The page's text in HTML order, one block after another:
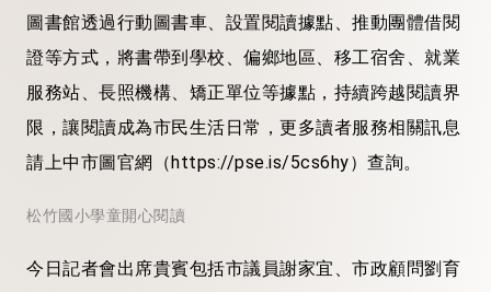
圖書館透過行動圖書車、設置閱讀據點、推動團體借閱
證等方式，將書帶到學校、偏鄉地區、移工宿舍、就業
服務站、長照機構、矯正單位等據點，持續跨越閱讀界
限，讓閱讀成為市民生活日常，更多讀者服務相關訊息
請上中市圖官網（https://pse.is/5cs6hy）查詢。
松竹國小學童開心閱讀
今日記者會出席貴賓包括市議員謝家宜、市政顧問劉育